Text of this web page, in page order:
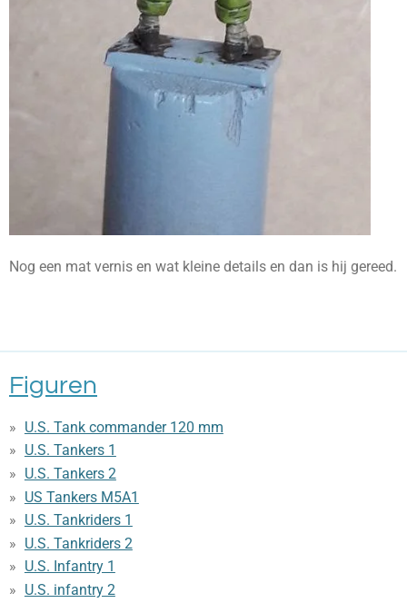
Nog een mat vernis en wat kleine details en dan is hij gereed.
Figuren
U.S. Tank commander 120 mm
U.S. Tankers 1
U.S. Tankers 2
US Tankers M5A1
U.S. Tankriders 1
U.S. Tankriders 2
U.S. Infantry 1
U.S. infantry 2